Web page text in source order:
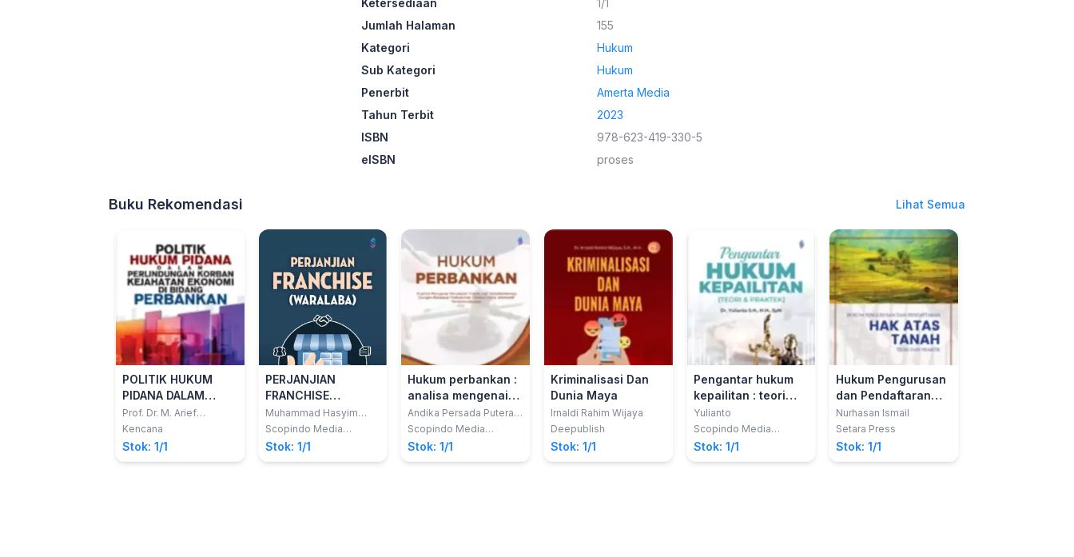
Ketersediaan
1/1
Jumlah Halaman
155
Kategori
Hukum
Sub Kategori
Hukum
Penerbit
Amerta Media
Tahun Terbit
2023
ISBN
978-623-419-330-5
eISBN
proses
Buku Rekomendasi Lihat Semua
POLITIK HUKUM
PIDANA DALAM
PERLINDUNGANKORBAN
KEJAHATAN
EKONOMI DI BIDANG
PERBANKAN
Prof. Dr. M. Arief
Amrullah, S.H., M.Hum.
Kencana
Stok: 1/1
PERJANJIAN
FRANCHISE
(WARALABA)
Muhammad Hasyim
Aneboa, S.H., M.Kn
Scopindo Media
Pustaka
Stok: 1/1
Hukum perbankan :
analisa mengenai
perjanjian kredit
dan keterkaitannya
dengan batalnya
perkawinan debitur
Andika Persada Putera ;
editor, Mohammad
Zamroni
Scopindo Media
Pustaka
Stok: 1/1
Kriminalisasi Dan
Dunia Maya
Irnaldi Rahim Wijaya
Deepublish
Stok: 1/1
Pengantar hukum
kepailitan : teori
dan praktek
Yulianto
Scopindo Media
Pustaka
Stok: 1/1
Hukum Pengurusan
dan Pendaftaran
Hak Atas Tanah
Nurhasan Ismail
Setara Press
Stok: 1/1